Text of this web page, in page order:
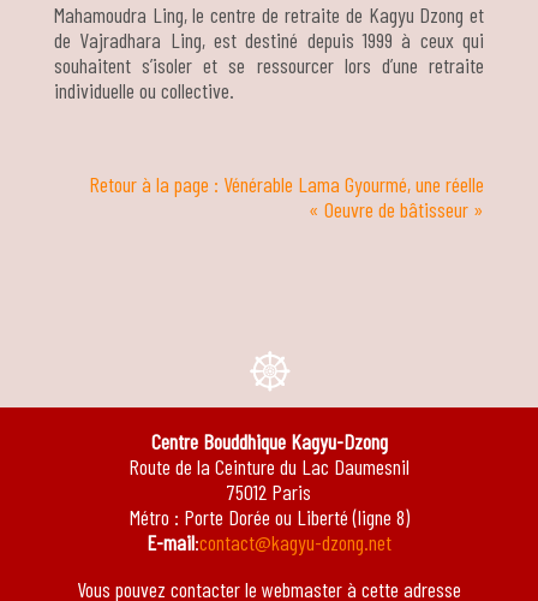
Mahamoudra Ling, le centre de retraite de Kagyu Dzong et
de Vajradhara Ling, est destiné depuis 1999 à ceux qui
souhaitent s’isoler et se ressourcer lors d’une retraite
individuelle ou collective.
Retour à la page : Vénérable Lama Gyourmé, une réelle
« Oeuvre de bâtisseur »
e
Centre Bouddhique Kagyu-Dzong
Route de la Ceinture du Lac Daumesnil
75012 Paris
Métro : Porte Dorée ou Liberté (ligne 8)
E-mail:contact@kagyu-dzong.net
Vous pouvez contacter le webmaster à cette adresse